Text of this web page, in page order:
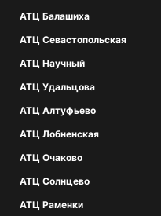
АТЦ Балашиха
АТЦ Севастопольская
АТЦ Научный
АТЦ Удальцова
АТЦ Алтуфьево
АТЦ Лобненская
АТЦ Очаково
АТЦ Солнцево
АТЦ Раменки